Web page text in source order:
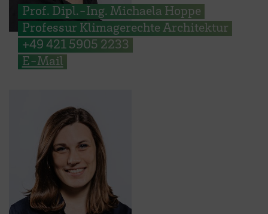
Prof. Dipl.-Ing. Michaela Hoppe
Professur Klimagerechte Architektur
+49 421 5905 2233
E-Mail